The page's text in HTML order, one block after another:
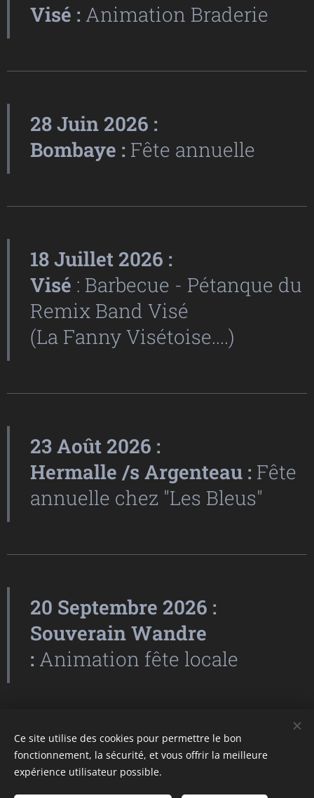
Visé : Animation Braderie
28 Juin 2026 :
Bombaye : Fête annuelle
18 Juillet 2026 :
Visé : Barbecue - Pétanque du
Remix Band Visé
(La Fanny Visétoise....)
23 Août 2026 :
Hermalle /s Argenteau : Fête
annuelle chez "Les Bleus"
20 Septembre 2026 :
Souverain Wandre
: Animation fête locale
Images fournies parPexels
Ce site utilise des cookies pour permettre le bon
fonctionnement, la sécurité, et vous offrir la meilleure
expérience utilisateur possible.